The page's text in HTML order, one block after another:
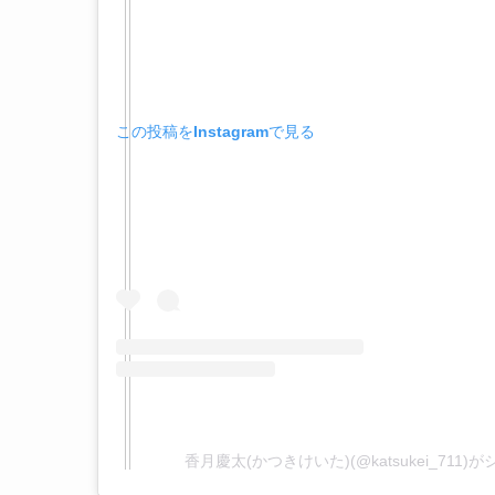
この投稿をInstagramで見る
香月慶太(かつきけいた)(@katsukei_711)が